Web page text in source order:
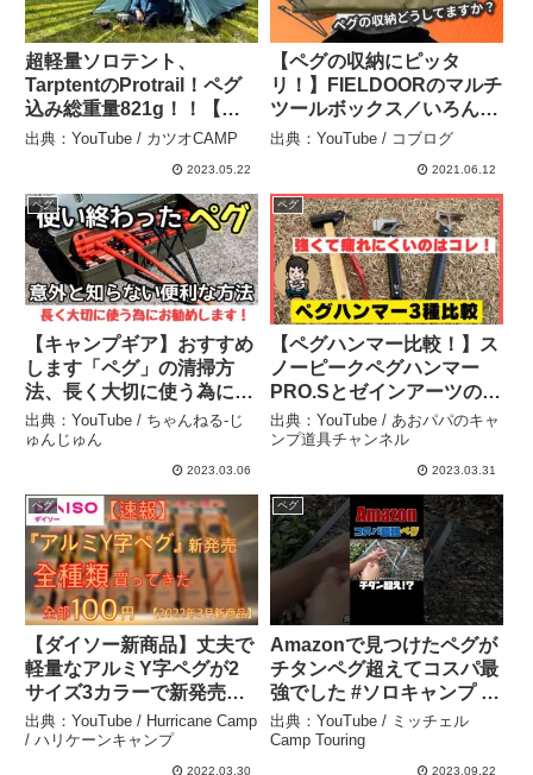
超軽量ソロテント、
TarptentのProtrail！ペグ
込み総重量821g！！【レ
ビュー】 – カツオCAMP
出典：YouTube / カツオCAMP
2023.05.22
【ペグの収納にピッタ
リ！】FIELDOORのマルチ
ツールボックス／いろんな
キャンプグッズが収納でき
出典：YouTube / コブログ
2021.06.12
ペグ
【キャンプギア】おすすめ
します「ペグ」の清掃方
法、長く大切に使う為に。
– ちゃんねる-じゅんじゅん
出典：YouTube / ちゃんねる-じ
ゅんじゅん
2023.03.06
ペグ
【ペグハンマー比較！】ス
ノーピークペグハンマー
PRO.Sとゼインアーツのグ
ラートハンマーと
CARBABYのペグハンマー
を比較レビュー – あおパパ
出典：YouTube / あおパパのキャ
ンプ道具チャンネル
2023.03.31
ペグ
【ダイソー新商品】丈夫で
軽量なアルミY字ペグが2
サイズ3カラーで新発売さ
れたので全部買ってきた！
【キャンプ道具】【テン
ト】【タープ】【ペグ】
出典：YouTube / Hurricane Camp
/ ハリケーンキャンプ
2022.03.30
ペグ
Amazonで見つけたペグが
チタンペグ超えてコスパ最
強でした #ソロキャンプ #
キャンプギア #キャンプ道
具 – ミッチェル Camp
出典：YouTube / ミッチェル
Camp Touring
2023.09.22